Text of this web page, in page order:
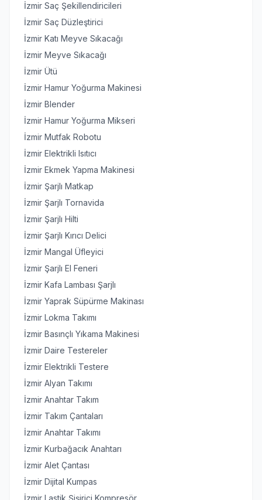
İzmir Saç Şekillendiricileri
İzmir Saç Düzleştirici
İzmir Katı Meyve Sıkacağı
İzmir Meyve Sıkacağı
İzmir Ütü
İzmir Hamur Yoğurma Makinesi
İzmir Blender
İzmir Hamur Yoğurma Mikseri
İzmir Mutfak Robotu
İzmir Elektrikli Isıtıcı
İzmir Ekmek Yapma Makinesi
İzmir Şarjlı Matkap
İzmir Şarjlı Tornavida
İzmir Şarjlı Hilti
İzmir Şarjlı Kırıcı Delici
İzmir Mangal Üfleyici
İzmir Şarjlı El Feneri
İzmir Kafa Lambası Şarjlı
İzmir Yaprak Süpürme Makinası
İzmir Lokma Takımı
İzmir Basınçlı Yıkama Makinesi
İzmir Daire Testereler
İzmir Elektrikli Testere
İzmir Alyan Takımı
İzmir Anahtar Takım
İzmir Takım Çantaları
İzmir Anahtar Takımı
İzmir Kurbağacık Anahtarı
İzmir Alet Çantası
İzmir Dijital Kumpas
İzmir Lastik Şişirici Kompresör